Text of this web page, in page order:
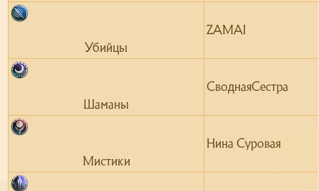
Убийцы​
ZAMAI
Шаманы​
СводнаяСестра
Мистики​
Нина Суровая